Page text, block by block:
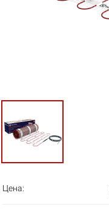
Цена: